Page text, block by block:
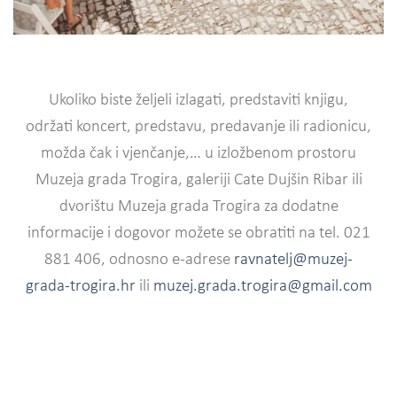
Ukoliko biste željeli izlagati, predstaviti knjigu,
održati koncert, predstavu, predavanje ili radionicu,
možda čak i vjenčanje,… u izložbenom prostoru
Muzeja grada Trogira, galeriji Cate Dujšin Ribar ili
dvorištu Muzeja grada Trogira za dodatne
informacije i dogovor možete se obratiti na tel. 021
881 406, odnosno e-adrese ravnatelj@muzej-
grada-trogira.hrili muzej.grada.trogira@gmail.com